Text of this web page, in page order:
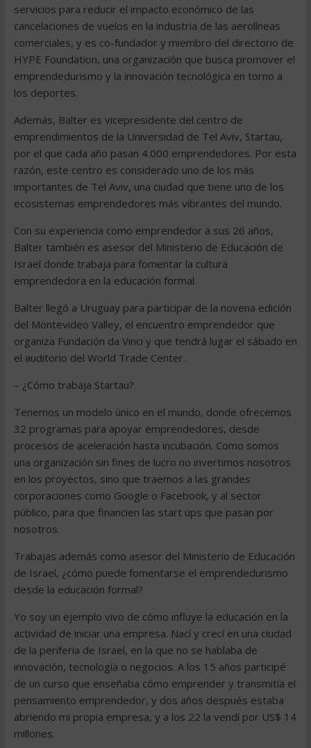
servicios para reducir el impacto económico de las
cancelaciones de vuelos en la industria de las aerolíneas
comerciales, y es co-fundador y miembro del directorio de
HYPE Foundation, una organización que busca promover el
emprendedurismo y la innovación tecnológica en torno a
los deportes.
Además, Balter es vicepresidente del centro de
emprendimientos de la Universidad de Tel Aviv, Startau,
por el que cada año pasan 4.000 emprendedores. Por esta
razón, este centro es considerado uno de los más
importantes de Tel Aviv, una ciudad que tiene uno de los
ecosistemas emprendedores más vibrantes del mundo.
Con su experiencia como emprendedor a sus 26 años,
Balter también es asesor del Ministerio de Educación de
Israel donde trabaja para fomentar la cultura
emprendedora en la educación formal.
Balter llegó a Uruguay para participar de la novena edición
del Montevideo Valley, el encuentro emprendedor que
organiza Fundación da Vinci y que tendrá lugar el sábado en
el auditorio del World Trade Center.
– ¿Cómo trabaja Startau?
Tenemos un modelo único en el mundo, donde ofrecemos
32 programas para apoyar emprendedores, desde
procesos de aceleración hasta incubación. Como somos
una organización sin fines de lucro no invertimos nosotros
en los proyectos, sino que traemos a las grandes
corporaciones como Google o Facebook, y al sector
público, para que financien las start ups que pasan por
nosotros.
Trabajas además como asesor del Ministerio de Educación
de Israel, ¿cómo puede fomentarse el emprendedurismo
desde la educación formal?
Yo soy un ejemplo vivo de cómo influye la educación en la
actividad de iniciar una empresa. Nací y crecí en una ciudad
de la periferia de Israel, en la que no se hablaba de
innovación, tecnología o negocios. A los 15 años participé
de un curso que enseñaba cómo emprender y transmitía el
pensamiento emprendedor, y dos años después estaba
abriendo mi propia empresa, y a los 22 la vendí por US$ 14
millones.